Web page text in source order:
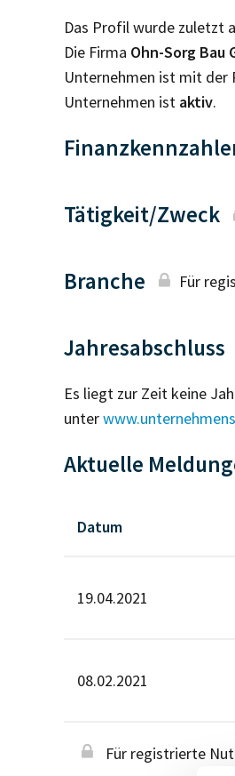
Das Profil wurde zuletzt
Die Firma Ohn-Sorg Bau
Unternehmen ist mit der
Unternehmen ist aktiv.
Tätigkeit/Zweck
Branche Für
Jahresabschluss
Es liegt zur Zeit keine
unter
Aktuelle
Datum
19.04.2021
08.02.2021
Für registrierte